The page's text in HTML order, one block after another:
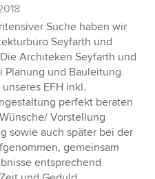
Suche haben wir
Seyfarth und
Architeken Seyfarth und
Planung und Bauleitung
EFH inkl.
perfekt beraten
Vorstellung
sowie auch später bei der
gemeinsam
entsprechend